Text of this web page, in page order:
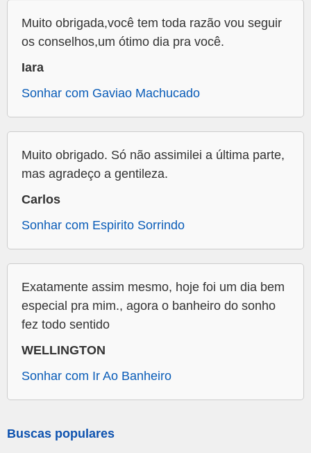
Muito obrigada,você tem toda razão vou seguir
os conselhos,um ótimo dia pra você.
Iara
Sonhar com Gaviao Machucado
Muito obrigado. Só não assimilei a última parte,
mas agradeço a gentileza.
Carlos
Sonhar com Espirito Sorrindo
Exatamente assim mesmo, hoje foi um dia bem
especial pra mim., agora o banheiro do sonho
fez todo sentido
WELLINGTON
Sonhar com Ir Ao Banheiro
Buscas populares